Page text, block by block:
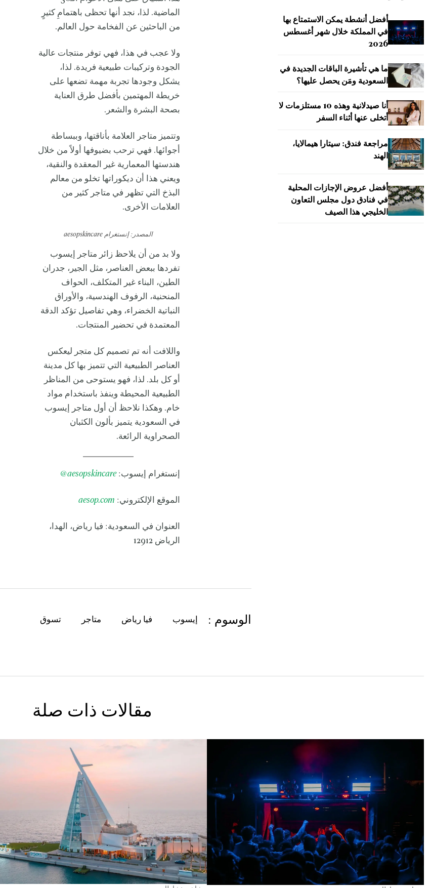
أفضل أنشطة يمكن الاستمتاع بها
في المملكة خلال شهر أغسطس
2026
ما هي تأشيرة الباقات الجديدة في
السعودية ومَن يحصل عليها؟
أنا صيدلانية وهذه 10 مستلزمات لا
أتخلى عنها أثناء السفر
مراجعة فندق: سيتارا هيمالايا،
الهند
أفضل عروض الإجازات المحلية
في فنادق دول مجلس التعاون
الخليجي هذا الصيف
الماضية. لذا، نجد أنها تحظى باهتمامِ كثيرٍ
من الباحثين عن الفخامة حول العالم.
ولا عجب في هذا، فهي توفر منتجات عالية
الجودة وتركيبات طبيعية فريدة. لذا،
يشكل وجودها تجربة مهمة تضعها على
خريطة المهتمين بأفضل طرق العناية
بصحة البشرة والشعر.
وتتميز متاجر العلامة بأناقتها، وببساطة
أجوائها. فهي ترحب بضيوفها أولاً من خلال
هندستها المعمارية غير المعقدة والنقية،
ويعني هذا أن ديكوراتها تخلو من معالم
البذخ التي تظهر في متاجر كثير من
العلامات الأخرى.
المصدر: إنستغرام aesopskincare
ولا بد من أن يلاحظ زائر متاجر إيسوب
تفردها ببعض العناصر، مثل الجير، جدران
الطين، البناء غير المتكلف، الحواف
المنحنية، الرفوف الهندسية، والأوراق
النباتية الخضراء، وهي تفاصيل تؤكد الدقة
المعتمدة في تحضير المنتجات.
واللافت أنه تم تصميم كل متجر ليعكس
العناصر الطبيعية التي تتميز بها كل مدينة
أو كل بلد. لذا، فهو يستوحى من المناظر
الطبيعية المحيطة وينفذ باستخدام مواد
خام. وهكذا نلاحظ أن أول متاجر إيسوب
في السعودية يتميز بألون الكثبان
الصحراوية الرائعة.
إنستغرام إيسوب:aesopskincare
@
الموقع الإلكتروني: aesop.com
العنوان في السعودية: فيا رياض، الهدا،
الرياض 12912
الوسوم : إيسوب فيا رياض متاجر تسوق
مقالات ذات صلة